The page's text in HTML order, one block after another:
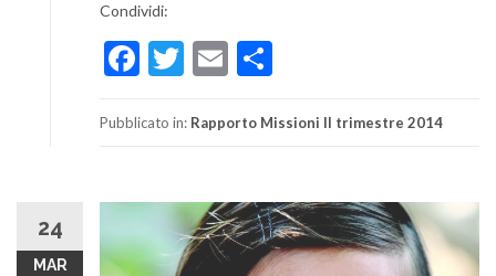
Condividi:
Facebook
Twitter
Email
Pubblicato in: Rapporto Missioni II trimestre 2014
24
MAR